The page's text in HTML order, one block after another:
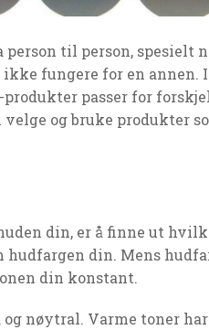
til person, spesielt
fungere for en annen.
passer for
og bruke produkter
din, er å finne ut
din. Mens
din konstant.
nøytral. Varme toner